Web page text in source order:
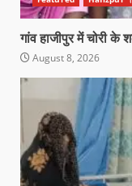
गांव हाजीपुर में चोरी
August 8, 2026